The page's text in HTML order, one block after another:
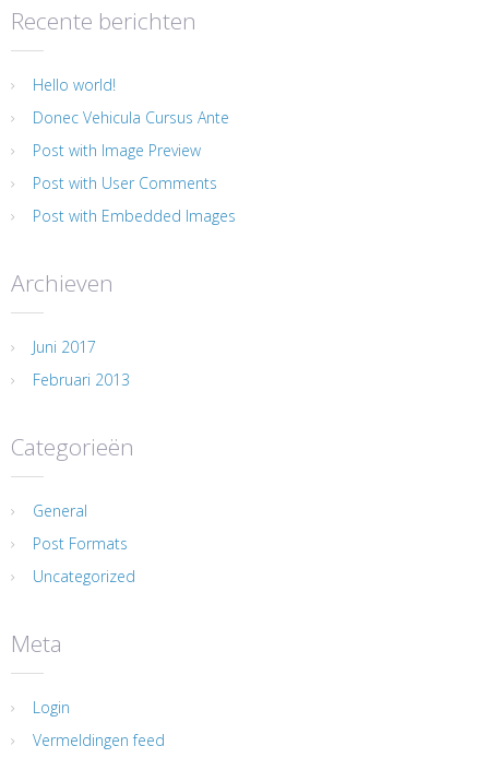
Recente berichten
Hello world!
Donec Vehicula Cursus Ante
Post with Image Preview
Post with User Comments
Post with Embedded Images
Archieven
Juni 2017
Februari 2013
Categorieën
General
Post Formats
Uncategorized
Meta
Login
Vermeldingen feed